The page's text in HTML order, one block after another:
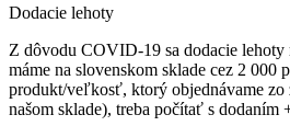
Dodacie lehoty
Z dôvodu COVID-19 sa dodacie
máme na slovenskom sklade cez 2 000
produkt/veľkosť, ktorý objednávame zo
našom sklade), treba počítať s dodaním